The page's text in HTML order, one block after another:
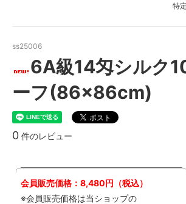
特
ss25006
6A級14匁シルク
ーフ(86×86cm)
0 件のレビュー
╭━━━━━━━━━━━━━━━━━━━╮
会員販売価格：8,480円（税込）
※会員販売価格は当ショップの